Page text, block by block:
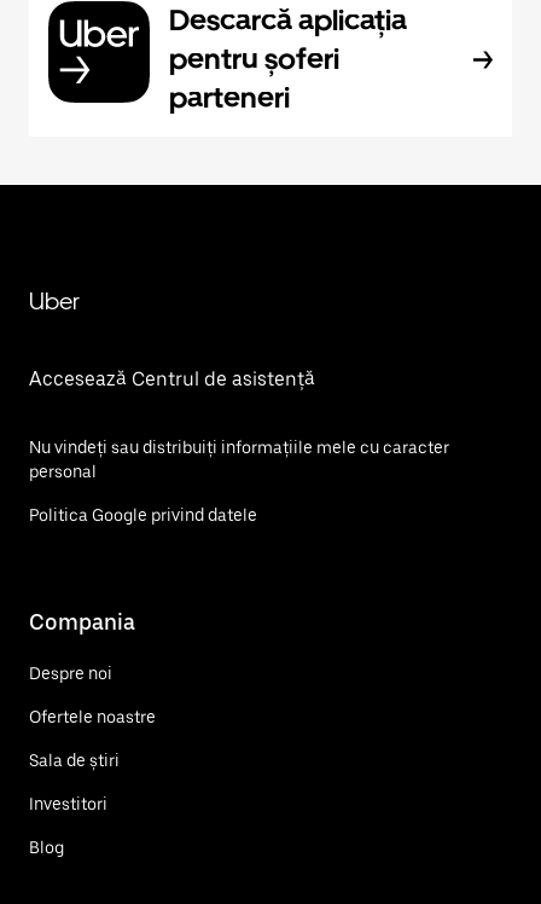
Descarcă aplicația
pentru șoferi
parteneri
Uber
Accesează Centrul de asistență
Nu vindeți sau distribuiți informațiile mele cu caracter
personal
Politica Google privind datele
Compania
Despre noi
Ofertele noastre
Sala de știri
Investitori
Blog